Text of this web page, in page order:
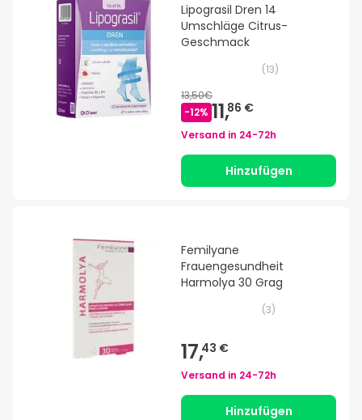
Lipograsil Dren 14
Umschläge Citrus-
Geschmack
(13)
13,50€
-12% 11,86 €
Versand in 24-72h
Hinzufügen
Femilyane
Frauengesundheit
Harmolya 30 Grag
(3)
17,43 €
Versand in 24-72h
Hinzufügen